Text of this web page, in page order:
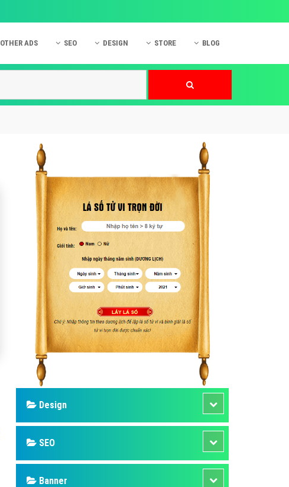
OTHER ADS
Quảng cáo Online
Quảng cáo Skype
Quảng cáo TVC
Quảng cáo Cốc Cốc
Phần mềm ứng dụng hay
Dịch vụ Domain & Hosting
Hỏi đáp phần mềm
Hỏi đáp quảng cáo TVC
Hỏi đáp quảng cáo mobile
Hỏi đáp quảng cáo Online
Hỏi đáp quảng cáo Skype
Quảng cáo Youtube
Dịch vụ quảng cáo Youtube
Dịch vụ quảng cáo Cốc Cốc
SEO DESIGN
Hỏi đáp Website
STORE BLOG
Design
SEO
Banner